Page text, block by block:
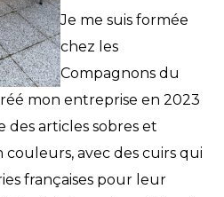
Je me suis formée
chez les
Compagnons du
mon entreprise en 2023
des articles sobres et
avec des cuirs qui
françaises pour leur